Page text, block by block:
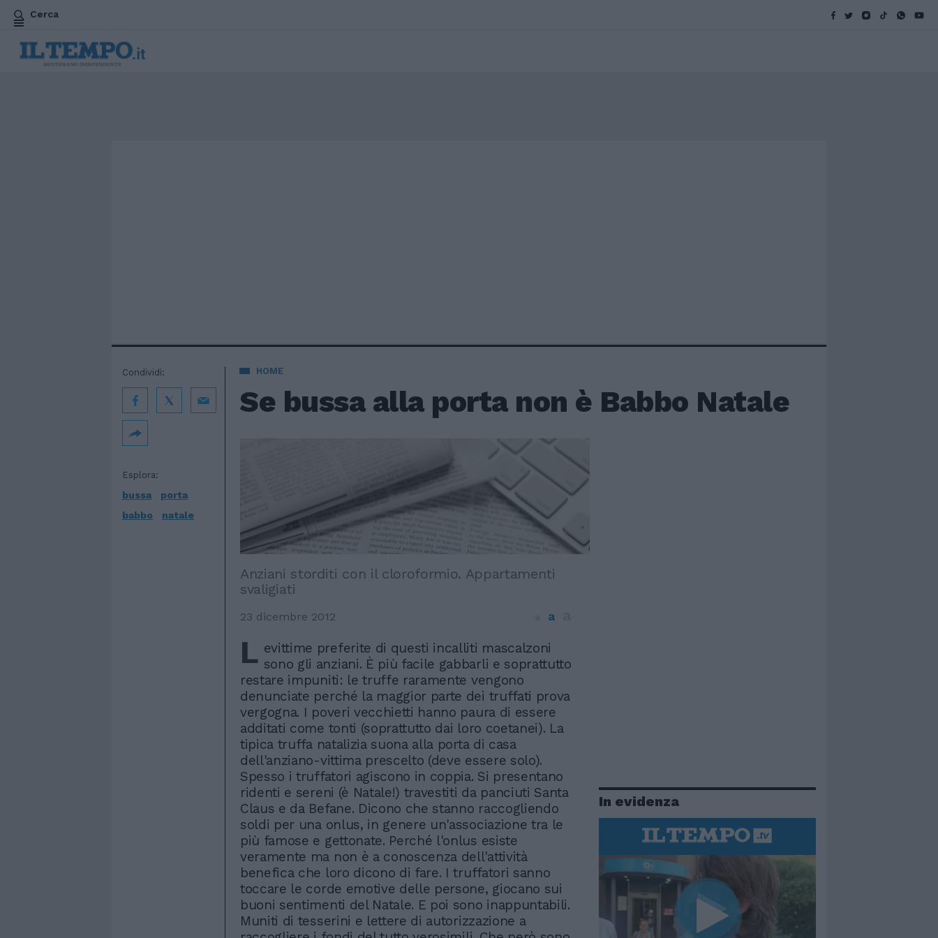
Cerca
HOME
Se bussa alla porta non è Babbo Natale
Esplora:
bussa
porta
babbo
natale
Condividi:
Anziani storditi con il cloroformio. Appartamenti
svaligiati
23 dicembre 2012 a
L evittime preferite di questi incalliti mascalzoni
sono gli anziani. È più facile gabbarli e soprattutto
restare impuniti: le truffe raramente vengono
denunciate perché la maggior parte dei truffati prova
vergogna. I poveri vecchietti hanno paura di essere
additati come tonti (soprattutto dai loro coetanei). La
tipica truffa natalizia suona alla porta di casa
dell'anziano-vittima prescelto (deve essere solo).
Spesso i truffatori agiscono in coppia. Si presentano
ridenti e sereni (è Natale!) travestiti da panciuti Santa
Claus e da Befane. Dicono che stanno raccogliendo
soldi per una onlus, in genere un'associazione tra le
più famose e gettonate. Perché l'onlus esiste
veramente ma non è a conoscenza dell'attività
benefica che loro dicono di fare. I truffatori sanno
toccare le corde emotive delle persone, giocano sui
buoni sentimenti del Natale. E poi sono inappuntabili.
Muniti di tesserini e lettere di autorizzazione a
In evidenza